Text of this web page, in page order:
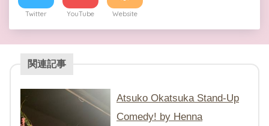
Twitter YouTube Website
関連記事
Atsuko Okatsuka Stand-Up
Comedy! by Henna